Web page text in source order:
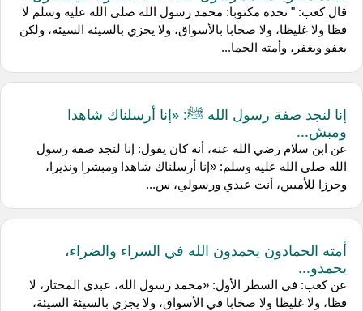
قال كعب: " نجده مكتوبا: محمد رسول الله صلى الله عليه وسلم لا
فظا ولا غليظا، ولا صخابا بالأسواق، ولا يجزي بالسيئة السيئة، ولكن
يعفو ويغفر، وأمته الحما...
إنا لنجد صفة رسول الله ﷺ: «إنا أرسلناك شاهدا
ومبش...
عن ابن سلام رضي الله عنه، أنه كان يقول: إنا لنجد صفة رسول
الله صلى الله عليه وسلم: «إنا أرسلناك شاهدا ومبشرا ونذيرا،
وحرزا للأميين، أنت عبدي ورسولي، س...
أمته الحمادون يحمدون الله في السراء والضراء،
يحمدو...
عن كعب: في السطر الأول: «محمد رسول الله، عبدي المختار، لا
فظا، ولا غليظا ولا صخابا في الأسواق، ولا يجزي بالسيئة السيئة،